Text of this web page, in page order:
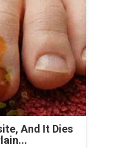
And It Dies